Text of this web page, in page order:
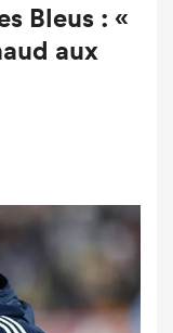
Bleus : «
aux